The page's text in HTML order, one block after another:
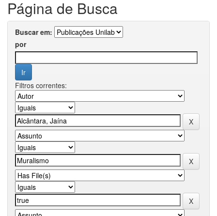
Página de Busca
Buscar em:
por
Filtros correntes: